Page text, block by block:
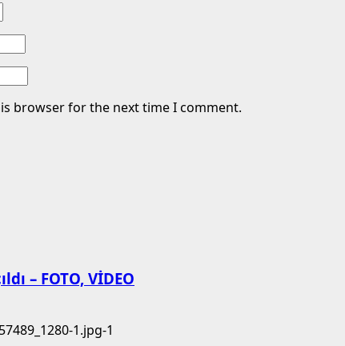
browser for the next time I comment.
– FOTO, VİDEO